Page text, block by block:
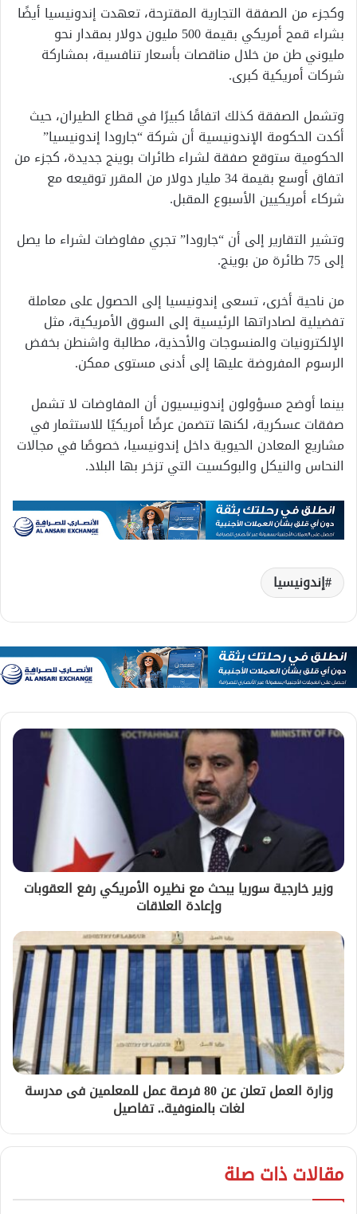
وكجزء من الصفقة التجارية المقترحة، تعهدت إندونيسيا أيضًا
بشراء قمح أمريكي بقيمة 500 مليون دولار بمقدار نحو
مليوني طن من خلال مناقصات بأسعار تنافسية، بمشاركة
شركات أمريكية كبرى.
وتشمل الصفقة كذلك اتفاقًا كبيرًا في قطاع الطيران، حيث
أكدت الحكومة الإندونيسية أن شركة “جارودا إندونيسيا”
الحكومية ستوقع صفقة لشراء طائرات بوينج جديدة، كجزء من
اتفاق أوسع بقيمة 34 مليار دولار من المقرر توقيعه مع
شركاء أمريكيين الأسبوع المقبل.
وتشير التقارير إلى أن “جارودا” تجري مفاوضات لشراء ما يصل
إلى 75 طائرة من بوينج.
من ناحية أخرى، تسعى إندونيسيا إلى الحصول على معاملة
تفضيلية لصادراتها الرئيسية إلى السوق الأمريكية، مثل
الإلكترونيات والمنسوجات والأحذية، مطالبة واشنطن بخفض
الرسوم المفروضة عليها إلى أدنى مستوى ممكن.
بينما أوضح مسؤولون إندونيسيون أن المفاوضات لا تشمل
صفقات عسكرية، لكنها تتضمن عرضًا أمريكيًا للاستثمار في
مشاريع المعادن الحيوية داخل إندونيسيا، خصوصًا في مجالات
النحاس والنيكل والبوكسيت التي تزخر بها البلاد.
إندونيسيا
وزير خارجية سوريا يبحث مع نظيره الأمريكي رفع العقوبات
وإعادة العلاقات
وزارة العمل تعلن عن 80 فرصة عمل للمعلمين فى مدرسة
لغات بالمنوفية.. تفاصيل
مقالات ذات صلة